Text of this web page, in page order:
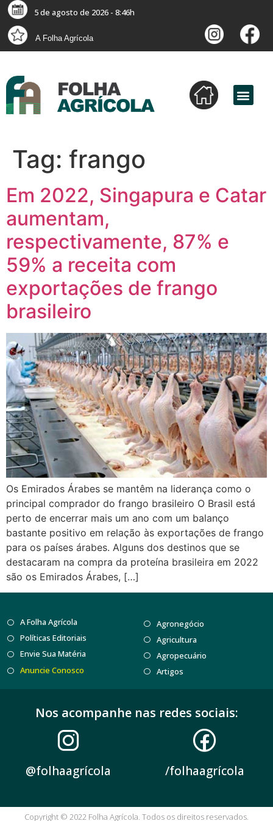
5 de agosto de 2026 - 8:46h
A Folha Agrícola
Tag: frango
Em 2022, Singapura e Catar
aumentam,
respectivamente, 87% e
59% a receita com
exportações de frango
brasileiro
Os Emirados Árabes se mantêm na liderança como o
principal comprador do frango brasileiro O Brasil está
perto de encerrar mais um ano com um balanço
bastante positivo em relação às exportações de frango
para os países árabes. Alguns dos destinos que se
destacaram na compra da proteína brasileira em 2022
são os Emirados Árabes, […]
A Folha Agrícola
Políticas Editoriais
Envie Sua Matéria
Anuncie Conosco
Agronegócio
Agricultura
Agropecuário
Artigos
Nos acompanhe nas redes sociais:
@folhaagrícola /folhaagrícola
Copyright © 2022 Folha Agrícola. Todos os direitos reservados.